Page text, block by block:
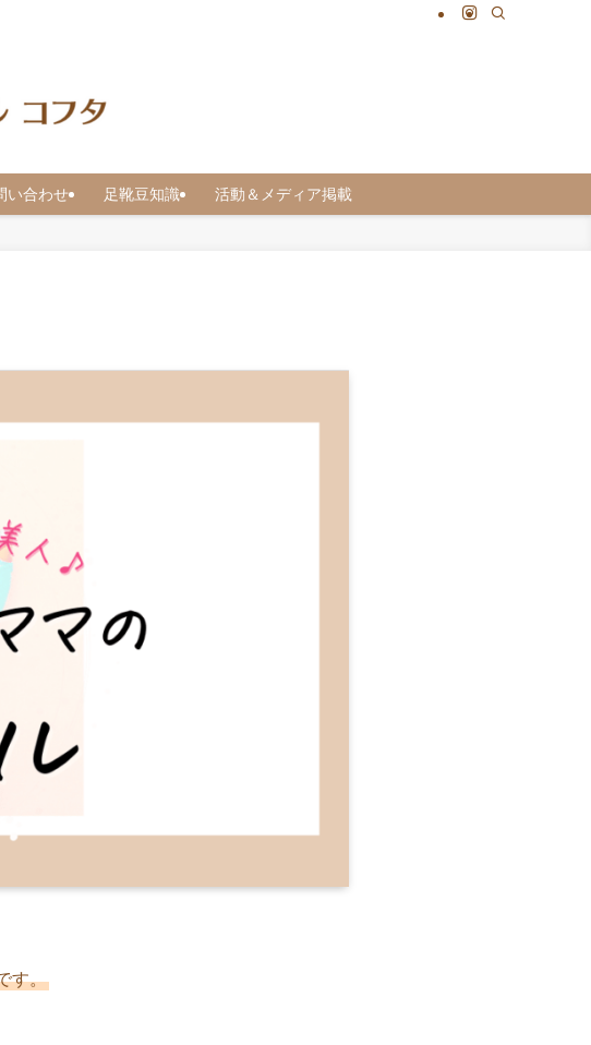
い合わせ 足靴豆知識 活動＆メディア掲載
す。